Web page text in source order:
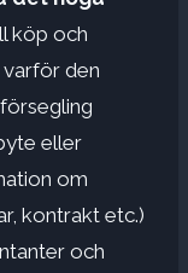
köp och
varför den
eller
om
kontrakt etc.)
och